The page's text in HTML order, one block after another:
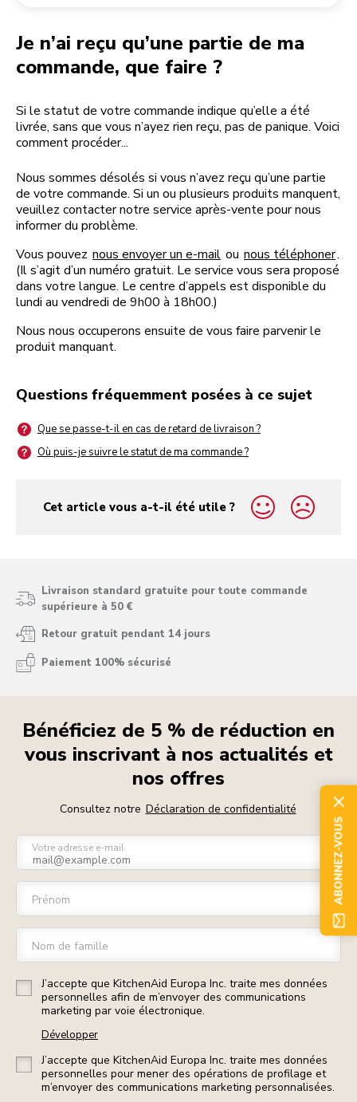
Je n’ai reçu qu’une partie de ma
commande, que faire ?
Si le statut de votre commande indique qu’elle a été
livrée, sans que vous n’ayez rien reçu, pas de panique. Voici
comment procéder...
Nous sommes désolés si vous n’avez reçu qu’une partie
de votre commande. Si un ou plusieurs produits manquent,
veuillez contacter notre service après-vente pour nous
informer du problème.
Vous pouvez nous envoyer un e-mail ou nous téléphoner.
(Il s’agit d’un numéro gratuit. Le service vous sera proposé
dans votre langue. Le centre d’appels est disponible du
lundi au vendredi de 9h00 à 18h00.)
Nous nous occuperons ensuite de vous faire parvenir le
produit manquant.
Questions fréquemment posées à ce sujet
Que se passe-t-il en cas de retard de livraison ?
Où puis-je suivre le statut de ma commande ?
Cet article vous a-t-il été utile ?
yes
no
Livraison standard gratuite pour toute commande
supérieure à 50 €
Retour gratuit pendant 14 jours
Paiement 100% sécurisé
Bénéficiez de 5 % de réduction en
vous inscrivant à nos actualités et
nos offres
Consultez notre Déclaration de confidentialité
Votre adresse e-mail
Prénom
Nom de famille
J’accepte que KitchenAid Europa Inc. traite mes données
personnelles afin de m’envoyer des communications
marketing par voie électronique.
Développer
J’accepte que KitchenAid Europa Inc. traite mes données
personnelles pour mener des opérations de profilage et
m’envoyer des communications marketing personnalisées.
ABONNEZ-VOUS